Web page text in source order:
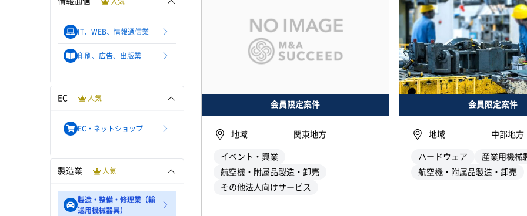
IT、WEB、情報通信業
印刷、広告、出版業
EC 人気
EC・ネットショップ
製造業 人気
製造・整備・修理業（輸
送用機械器具）
会員限定案件
地域 関東地方
イベント・興業
航空機・附属品製造・卸売
その他法人向けサービス
会員限定案件
地域 中部地方
ハードウェア
産業用機械
航空機・附属品製造・卸売